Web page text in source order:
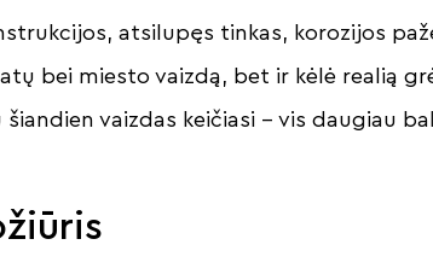
atsilupęs tinkas, korozijos
bei miesto vaizdą, bet ir kėlė realią
šiandien vaizdas keičiasi – vis daugiau